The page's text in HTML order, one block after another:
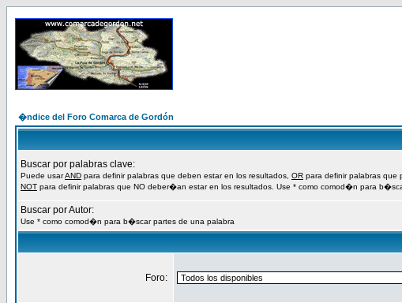
�ndice del Foro Comarca de Gordón
Buscar por palabras clave:
Puede usarAND para definir palabras que deben estar en los resultados, OR para definir palabras que
NOT para definir palabras que NO deber�an estar en los resultados. Use * como comod�n para
Buscar por Autor:
Use * como comod�n para b�scar partes de una palabra
Foro: